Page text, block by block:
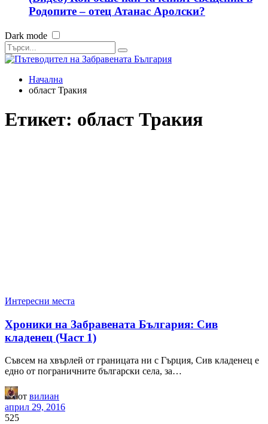
Родопите – отец Атанас Аролски?
Dark mode
Начална
област Тракия
Етикет: област Тракия
Интересни места
Хроники на Забравената България: Сив
кладенец (Част 1)
Съвсем на хвърлей от границата ни с Гърция, Сив кладенец е
едно от пограничните български села, за…
от вилиан
април 29, 2016
525